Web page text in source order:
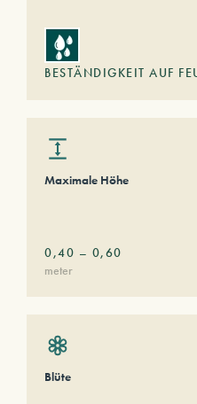
BESTÄNDIGKEIT AUF
Maximale Höhe
0,40 – 0,60
meter
Blüte